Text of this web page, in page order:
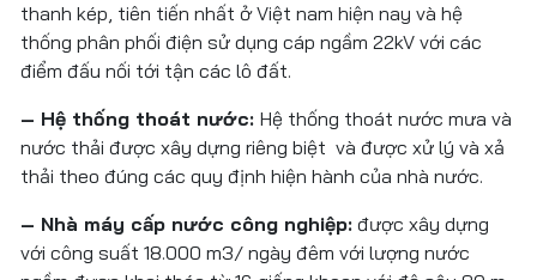
thanh kép, tiên tiến nhất ở Việt nam hiện nay và hệ
thống phân phối điện sử dụng cáp ngầm 22kV với các
điểm đấu nối tới tận các lô đất.
– Hệ thống thoát nước: Hệ thống thoát nước mưa và
nước thải được xây dựng riêng biệt và được xử lý và xả
thải theo đúng các quy định hiện hành của nhà nước.
– Nhà máy cấp nước công nghiệp: được xây dựng
với công suất 18.000 m3/ ngày đêm với lượng nước